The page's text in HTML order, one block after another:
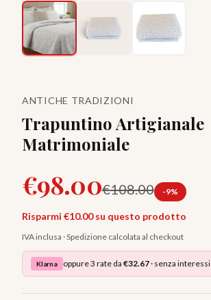
ANTICHE TRADIZIONI
Trapuntino Artigianale
Matrimoniale
€98.00€108.00 -9%
Risparmi €10.00su questo prodotto
IVA inclusa · Spedizione calcolata al checkout
Klarna oppure 3 rate da €32.67· senza interessi